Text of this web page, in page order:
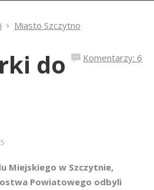
Miasto Szczytno
Komentarzy: 6
do
Miejskiego w Szczytnie,
Powiatowego odbyli